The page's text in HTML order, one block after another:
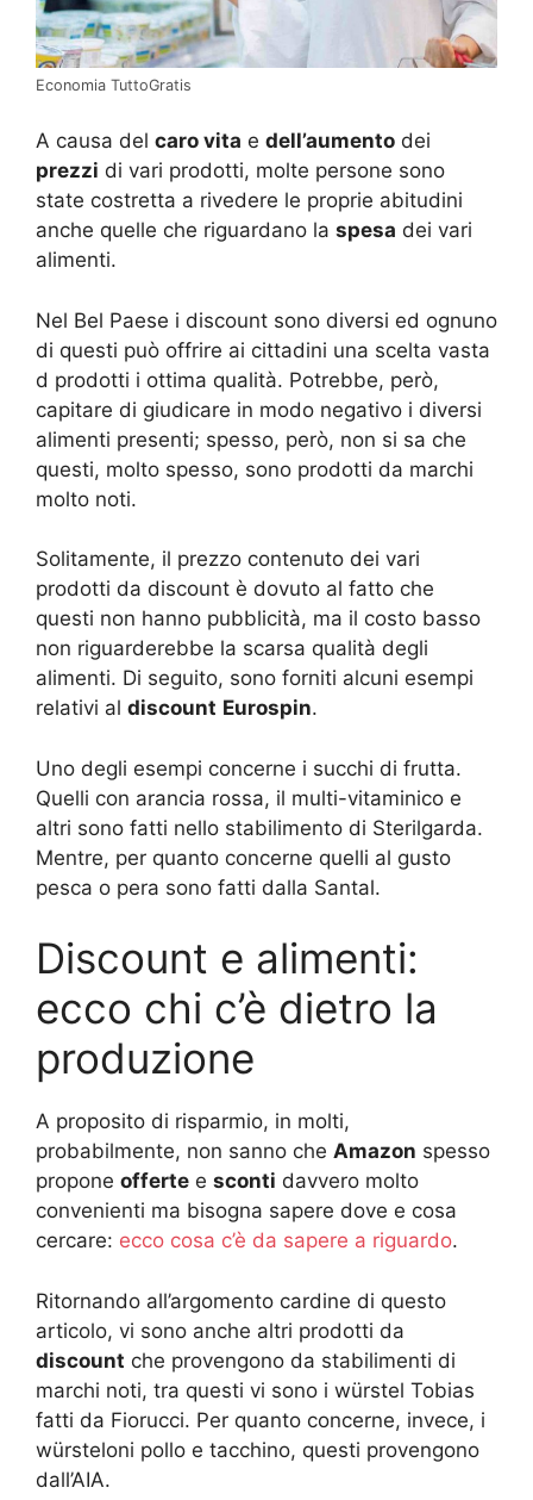
Economia TuttoGratis
A causa del caro vita e dell’aumento dei
prezzi di vari prodotti, molte persone sono
state costretta a rivedere le proprie abitudini
anche quelle che riguardano la spesa dei vari
alimenti.
Nel Bel Paese i discount sono diversi ed ognuno
di questi può offrire ai cittadini una scelta vasta
d prodotti i ottima qualità. Potrebbe, però,
capitare di giudicare in modo negativo i diversi
alimenti presenti; spesso, però, non si sa che
questi, molto spesso, sono prodotti da marchi
molto noti.
Solitamente, il prezzo contenuto dei vari
prodotti da discount è dovuto al fatto che
questi non hanno pubblicità, ma il costo basso
non riguarderebbe la scarsa qualità degli
alimenti. Di seguito, sono forniti alcuni esempi
relativi al discount Eurospin.
Uno degli esempi concerne i succhi di frutta.
Quelli con arancia rossa, il multi-vitaminico e
altri sono fatti nello stabilimento di Sterilgarda.
Mentre, per quanto concerne quelli al gusto
pesca o pera sono fatti dalla Santal.
Discount e alimenti:
ecco chi c’è dietro la
produzione
A proposito di risparmio, in molti,
probabilmente, non sanno che Amazon spesso
propone offerte e sconti davvero molto
convenienti ma bisogna sapere dove e cosa
cercare: ecco cosa c’è da sapere a riguardo.
Ritornando all’argomento cardine di questo
articolo, vi sono anche altri prodotti da
discount che provengono da stabilimenti di
marchi noti, tra questi vi sono i würstel Tobias
fatti da Fiorucci. Per quanto concerne, invece, i
würsteloni pollo e tacchino, questi provengono
dall’AIA.